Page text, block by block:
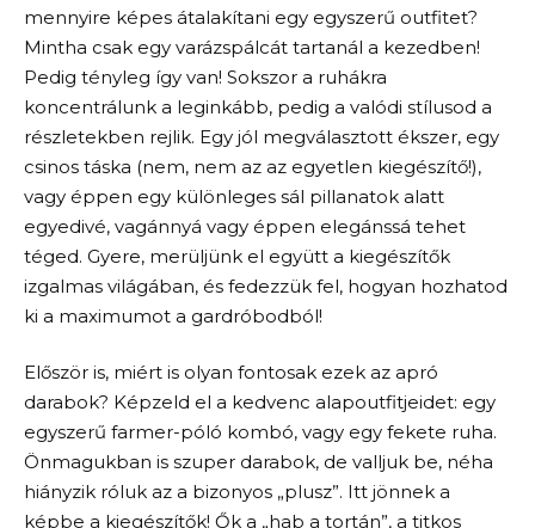
mennyire képes átalakítani egy egyszerű outfitet?
Mintha csak egy varázspálcát tartanál a kezedben!
Pedig tényleg így van! Sokszor a ruhákra
koncentrálunk a leginkább, pedig a valódi stílusod a
részletekben rejlik. Egy jól megválasztott ékszer, egy
csinos táska (nem, nem az az egyetlen kiegészítő!),
vagy éppen egy különleges sál pillanatok alatt
egyedivé, vagánnyá vagy éppen elegánssá tehet
téged. Gyere, merüljünk el együtt a kiegészítők
izgalmas világában, és fedezzük fel, hogyan hozhatod
ki a maximumot a gardróbodból!
Először is, miért is olyan fontosak ezek az apró
darabok? Képzeld el a kedvenc alapoutfitjeidet: egy
egyszerű farmer-póló kombó, vagy egy fekete ruha.
Önmagukban is szuper darabok, de valljuk be, néha
hiányzik róluk az a bizonyos „plusz”. Itt jönnek a
képbe a kiegészítők! Ők a „hab a tortán”, a titkos